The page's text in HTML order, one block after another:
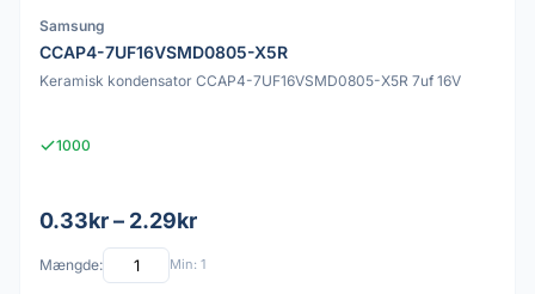
Samsung
CCAP4-7UF16VSMD0805-X5R
Keramisk kondensator CCAP4-7UF16VSMD0805-X5R 7uf 16V
1000
0.33kr – 2.29kr
Mængde: Min: 1